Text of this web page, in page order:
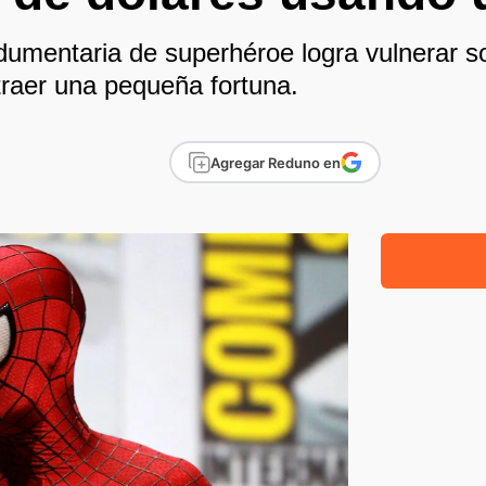
de superhéroe logra vulnerar
una pequeña fortuna.
Agregar Reduno en